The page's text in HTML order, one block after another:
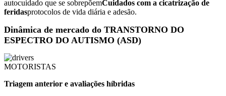
autocuidado que se sobrepõemCuidados com a cicatrização de
feridasprotocolos de vida diária e adesão.
Dinâmica de mercado do TRANSTORNO DO
ESPECTRO DO AUTISMO (ASD)
MOTORISTAS
Triagem anterior e avaliações híbridas